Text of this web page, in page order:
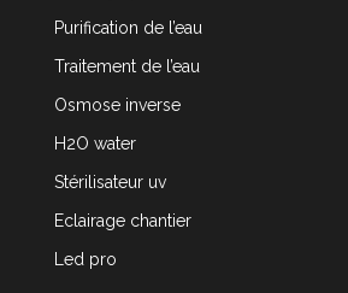
Purification de l’eau
Traitement de l’eau
Osmose inverse
H2O water
Stérilisateur uv
Eclairage chantier
Led pro